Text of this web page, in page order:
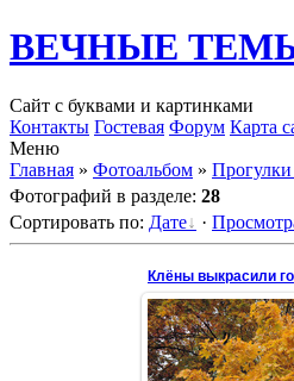
ВЕЧНЫЕ
Сайт с буквами и картинками
Контакты Гостевая Форум Карта
Меню
Главная » Фотоальбом »
Фотографий в разделе: 28
Сортировать по: Дате ·
Клёны выкрасили
30 Сен